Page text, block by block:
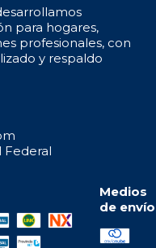
para hogares,
profesionales, con
y respaldo
Federal
Medios
de envío